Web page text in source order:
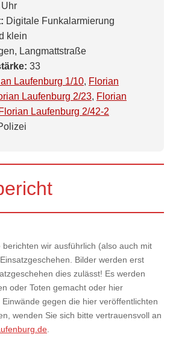
Digitale Funkalarmierung
klein
Langmattstraße
33
Laufenburg 1/10, Florian
Laufenburg 2/23, Florian
Florian Laufenburg 2/42-2
wir ausführlich (also auch mit
Bilder werden erst
dies zulässt! Es werden
oder Toten gemacht oder hier
gegen die hier veröffentlichten
wenden Sie sich bitte vertrauensvoll an
.